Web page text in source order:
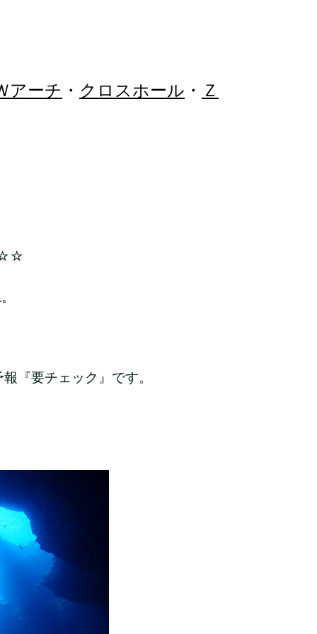
アーチ ・ クロスホール ・ Ｚ
『要チェック』です。